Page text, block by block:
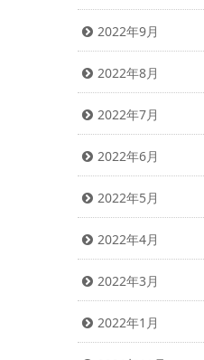
2022年9月
2022年8月
2022年7月
2022年6月
2022年5月
2022年4月
2022年3月
2022年1月